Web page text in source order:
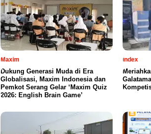
Maxim
Dukung Generasi Muda di Era
Globalisasi, Maxim Indonesia dan
Pemkot Serang Gelar ‘Maxim Quiz
2026: English Brain Game’
index